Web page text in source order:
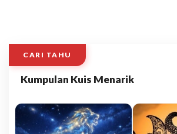
CARI TAHU
Kumpulan Kuis Menarik